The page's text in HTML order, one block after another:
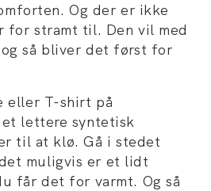
Og der er ikke
for stramt til. Den vil med
så bliver det først for
eller T-shirt på
lettere syntetisk
til at klø. Gå i stedet
muligvis er et lidt
får det for varmt. Og så